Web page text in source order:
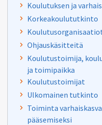
Koulutuksen ja
Korkeakoulututkinto
Ohjauskäsitteitä
Koulutustoimija,
ja toimipaikka
Koulutustoimijat
Ulkomainen tutkinto
Toiminta
pääsemiseksi